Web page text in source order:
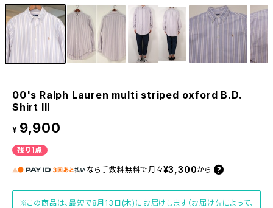
00's Ralph Lauren multi striped oxford B.D.
Shirt III
¥ 9,900
残り1点
なら 手数料無料で 月々¥3,300から
※この商品は、最短で8月13日(木)にお届けします（お届け先によって、